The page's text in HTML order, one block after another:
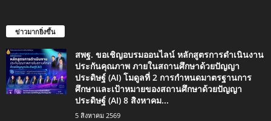
ข่าวมากยิ่งขึ้น
สพฐ. ขอเชิญอบรมออนไลน์ หลักสูตรการดำเนินงาน
ประกันคุณภาพ ภายในสถานศึกษาด้วยปัญญา
ประดิษฐ์ (AI) โมดูลที่ 2 การกำหนดมาตรฐานการ
ศึกษาและเป้าหมายของสถานศึกษาด้วยปัญญา
ประดิษฐ์ (AI) 8 สิงหาคม...
5 สิงหาคม 2569